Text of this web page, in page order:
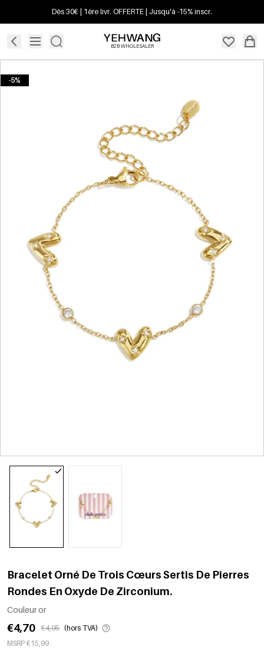
Dès 30€ | 1ère livr. OFFERTE | Jusqu'à -15% inscr.
B2B WHOLESALER
-5%
Bracelet Orné De Trois Cœurs Sertis De Pierres
Rondes En Oxyde De Zirconium.
Couleur or
€4,70 €4,95 (hors TVA)
MSRP €15,99